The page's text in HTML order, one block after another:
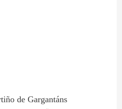
de Gargantáns